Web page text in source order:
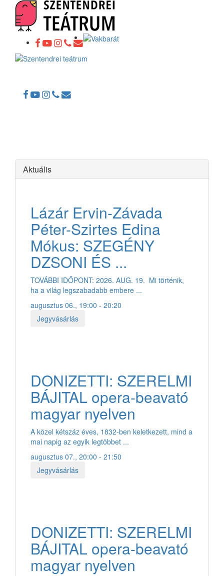
Aktuális
Lázár Ervin-Závada
Péter-Szirtes Edina
Mókus: SZEGÉNY
DZSONI ÉS ...
TOVÁBBI IDŐPONT: 2026. AUG. 19. Mi történik,
ha a világ legszabadabb embere ...
augusztus 06., 19:00 - 20:20
Jegyvásárlás
DONIZETTI: SZERELMI
BÁJITAL opera-beavató
magyar nyelven
A közel kétszáz éves, 1832-ben keletkezett, mind a
mai napig az egyik legtöbbet ...
augusztus 07., 20:00 - 21:50
Jegyvásárlás
DONIZETTI: SZERELMI
BÁJITAL opera-beavató
magyar nyelven